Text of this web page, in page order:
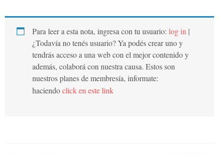
Para leer a esta nota, ingresa con tu usuario: log in |
¿Todavía no tenés usuario? Ya podés crear uno y
tendrás acceso a una web con el mejor contenido y
además, colaborá con nuestra causa. Estos son
nuestros planes de membresía, informate:
haciendoclick en este link